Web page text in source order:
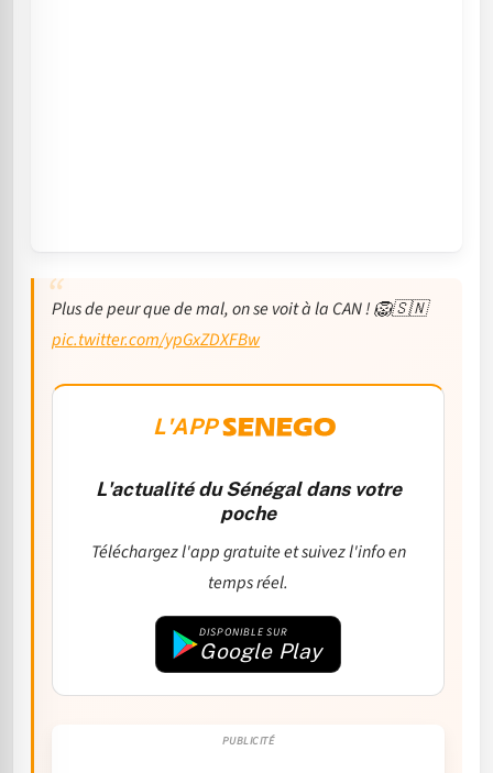
Plus de peur que de mal, on se voit à la CAN ! 🦁🇸🇳
pic.twitter.com/ypGxZDXFBw
L'APP
L'actualité du Sénégal dans votre
poche
Téléchargez l'app gratuite et suivez l'info en
temps réel.
DISPONIBLE SUR
Google Play